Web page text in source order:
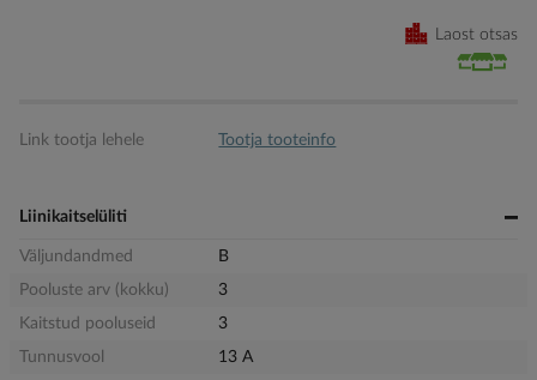
Laost otsas
Link tootja lehele Tootja tooteinfo
Liinikaitselüliti
Väljundandmed
B
Pooluste arv (kokku)
3
Kaitstud pooluseid
3
Tunnusvool
13 A